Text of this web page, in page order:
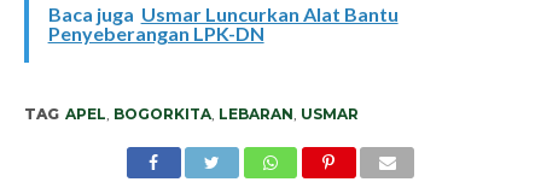
Baca juga Usmar Luncurkan Alat Bantu
Penyeberangan LPK-DN
TAG APEL BOGORKITA, LEBARAN USMAR